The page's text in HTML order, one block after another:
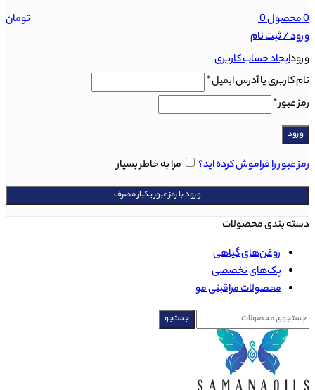
0محصول0
تومان
ورود / ثبت نام
ورودایجاد حساب کاربری
نام کاربری یا آدرس ایمیل*
رمز عبور*
ورود
رمز عبور را فراموش کرده اید؟ مرا به خاطر بسپار
ورود با رمز عبور یکبار مصرف
دسته بندی محصولات
روغن‌های گياهی
پک‌های تخصصی
محصولات مراقبتی مو
جستجو